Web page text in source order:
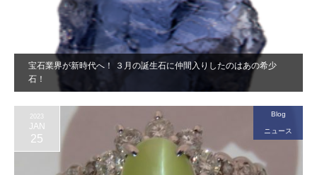
宝石業界が新時代へ！ ３月の誕生石に仲間入りしたのはあの希少
石！
2023
JAN
25
Blog
ニュース